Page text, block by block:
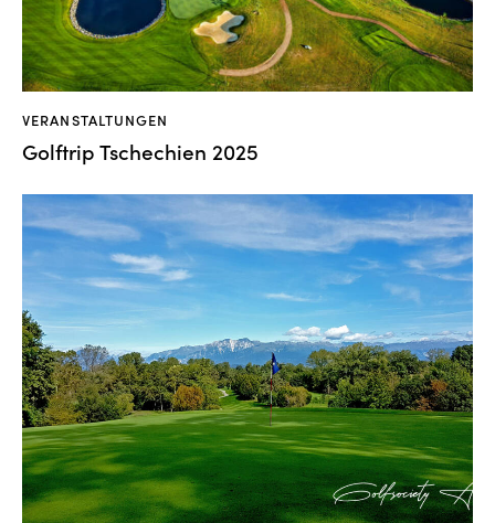
VERANSTALTUNGEN
Golftrip Tschechien 2025